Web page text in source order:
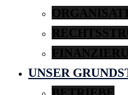
UNSER